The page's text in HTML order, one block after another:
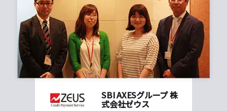
SBI AXESグループ 株
式会社ゼウス